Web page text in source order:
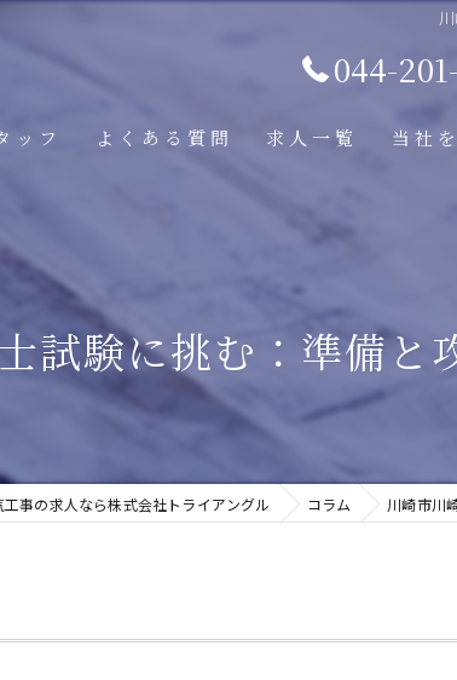
044-
ッフ よくある質問 求人一覧 当社
照明器
試験に挑む：準備と
事の求人なら株式会社トライアングル コラム 川崎市川